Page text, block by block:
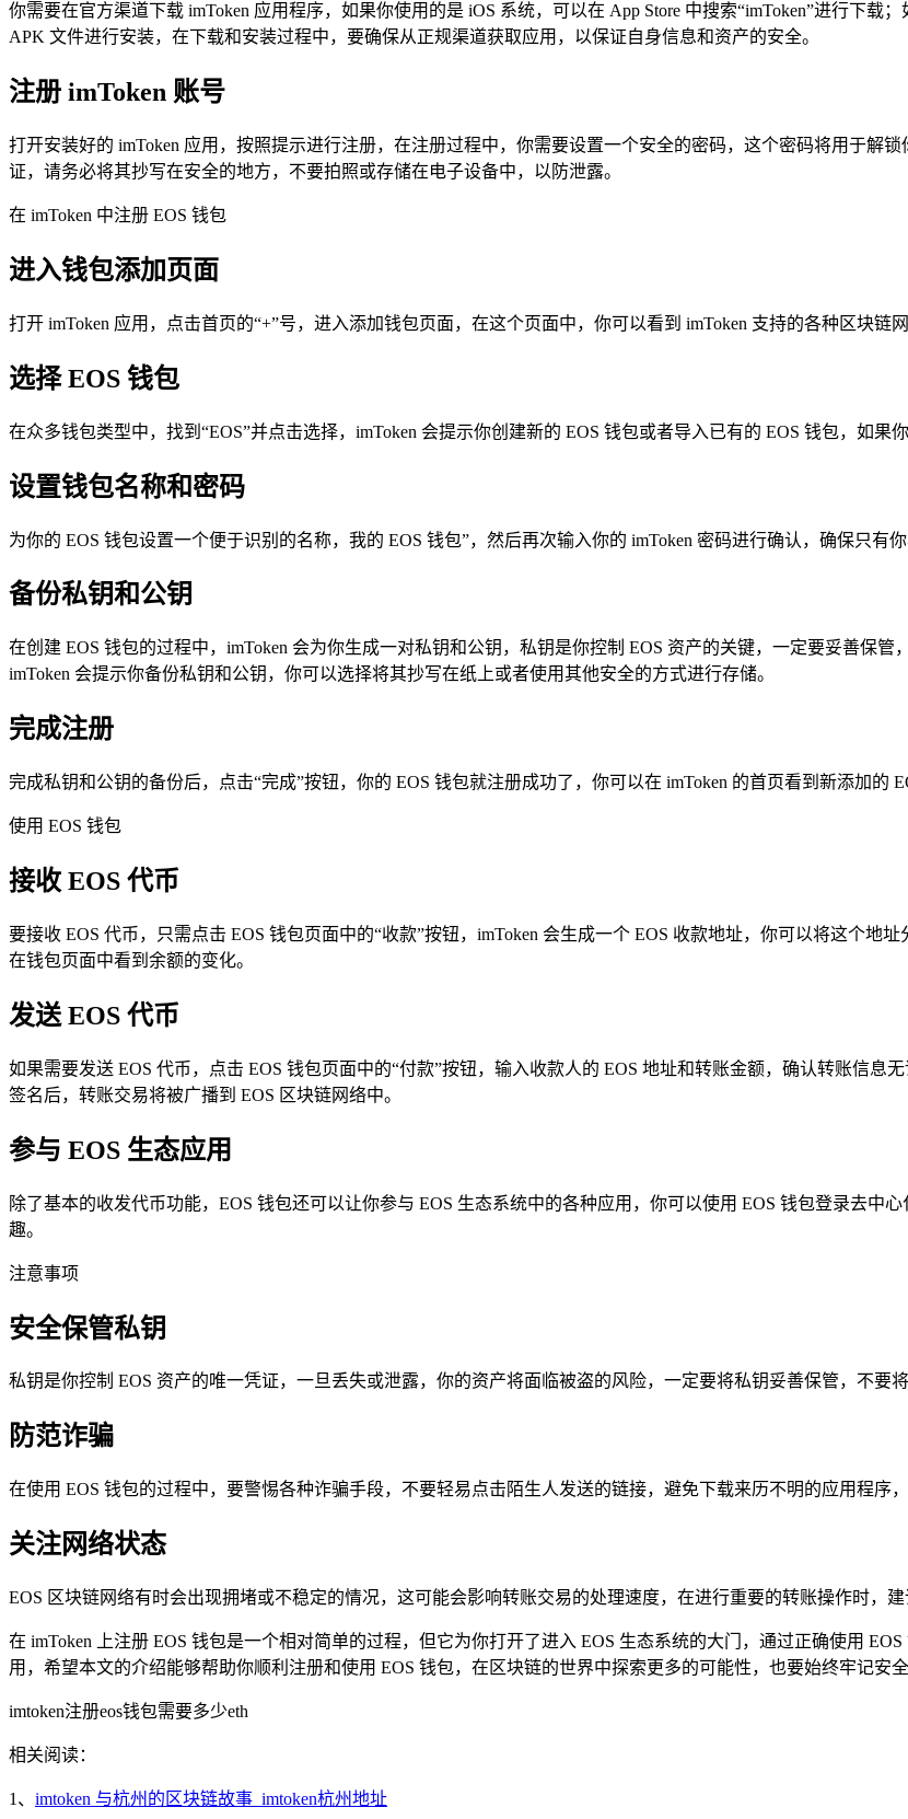
你需要在官方渠道下载 imToken 应用程序，如果你使用的是 iOS 系统，可以在 App Store 中搜索“imToken”进行下载
APK 文件进行安装，在下载和安装过程中，要确保从正规渠道获取应用，以保证自身信息和资产的安全。
注册 imToken 账号
打开安装好的 imToken 应用，按照提示进行注册，在注册过程中，你需要设置一个安全的密码，这个密码将用于解
证，请务必将其抄写在安全的地方，不要拍照或存储在电子设备中，以防泄露。
在 imToken 中注册 EOS 钱包
进入钱包添加页面
打开 imToken 应用，点击首页的“+”号，进入添加钱包页面，在这个页面中，你可以看到 imToken 支持的各种区块链
选择 EOS 钱包
在众多钱包类型中，找到“EOS”并点击选择，imToken 会提示你创建新的 EOS 钱包或者导入已有的 EOS 钱包，如果
设置钱包名称和密码
为你的 EOS 钱包设置一个便于识别的名称，我的 EOS 钱包”，然后再次输入你的 imToken 密码进行确认，确保只有
备份私钥和公钥
在创建 EOS 钱包的过程中，imToken 会为你生成一对私钥和公钥，私钥是你控制 EOS 资产的关键，一定要妥善保管
imToken 会提示你备份私钥和公钥，你可以选择将其抄写在纸上或者使用其他安全的方式进行存储。
完成注册
完成私钥和公钥的备份后，点击“完成”按钮，你的 EOS 钱包就注册成功了，你可以在 imToken 的首页看到新添加的
使用 EOS 钱包
接收 EOS 代币
要接收 EOS 代币，只需点击 EOS 钱包页面中的“收款”按钮，imToken 会生成一个 EOS 收款地址，你可以将这个地
在钱包页面中看到余额的变化。
发送 EOS 代币
如果需要发送 EOS 代币，点击 EOS 钱包页面中的“付款”按钮，输入收款人的 EOS 地址和转账金额，确认转账信息
签名后，转账交易将被广播到 EOS 区块链网络中。
参与 EOS 生态应用
除了基本的收发代币功能，EOS 钱包还可以让你参与 EOS 生态系统中的各种应用，你可以使用 EOS 钱包登录去中
趣。
注意事项
安全保管私钥
私钥是你控制 EOS 资产的唯一凭证，一旦丢失或泄露，你的资产将面临被盗的风险，一定要将私钥妥善保管，不要
防范诈骗
在使用 EOS 钱包的过程中，要警惕各种诈骗手段，不要轻易点击陌生人发送的链接，避免下载来历不明的应用程序
关注网络状态
EOS 区块链网络有时会出现拥堵或不稳定的情况，这可能会影响转账交易的处理速度，在进行重要的转账操作时，
在 imToken 上注册 EOS 钱包是一个相对简单的过程，但它为你打开了进入 EOS 生态系统的大门，通过正确使用
用，希望本文的介绍能够帮助你顺利注册和使用 EOS 钱包，在区块链的世界中探索更多的可能性，也要始终牢记安
imtoken注册eos钱包需要多少eth
相关阅读：
1、 imtoken 与杭州的区块链故事_imtoken杭州地址